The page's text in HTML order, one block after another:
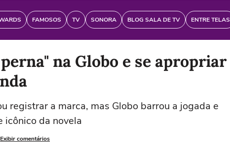
FAMOSOS TV SONORA BLOG SALA DE TV ENTRE TELAS
na Globo e se apropriar
registrar a marca, mas Globo barrou a jogada e
icônico da novela
Exibir comentários